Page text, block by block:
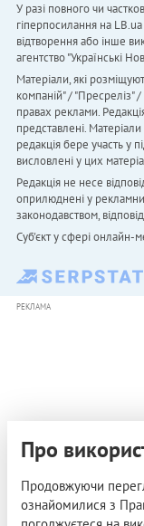
У разі повного чи
гіперпосилання на
відтворення або інше
агентство "Українськi
Матеріали, які
компаній" / "Пресреліз"
правах реклами.
представлені.
редакція бере участь у
висловлені у цих
Редакція не несе
оприлюднені у
законодавством,
Cуб'єкт у сфері онлайн-
РЕКЛАМА
Про
Продовжуючи
ознайомилися з